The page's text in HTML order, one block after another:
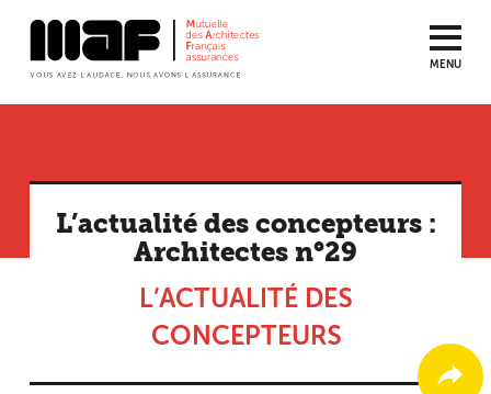
MENU
L’actualité des concepteurs :
Architectes n°29
L’ACTUALITÉ DES
CONCEPTEURS